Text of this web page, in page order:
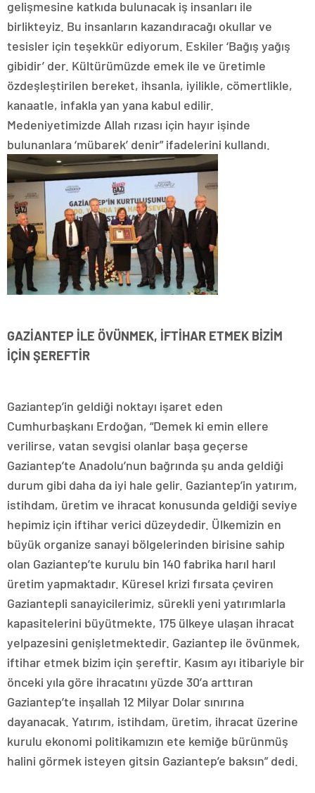
gelişmesine katkıda bulunacak iş insanları ile
birlikteyiz. Bu insanların kazandıracağı okullar ve
tesisler için teşekkür ediyorum. Eskiler ‘Bağış yağış
gibidir’ der. Kültürümüzde emek ile ve üretimle
özdeşleştirilen bereket, ihsanla, iyilikle, cömertlikle,
kanaatle, infakla yan yana kabul edilir.
Medeniyetimizde Allah rızası için hayır işinde
bulunanlara ‘mübarek’ denir” ifadelerini kullandı.
GAZİANTEP İLE ÖVÜNMEK, İFTİHAR ETMEK BİZİM
İÇİN ŞEREFTİR
Gaziantep’in geldiği noktayı işaret eden
Cumhurbaşkanı Erdoğan, “Demek ki emin ellere
verilirse, vatan sevgisi olanlar başa geçerse
Gaziantep’te Anadolu’nun bağrında şu anda geldiği
durum gibi daha da iyi hale gelir. Gaziantep’in yatırım,
istihdam, üretim ve ihracat konusunda geldiği seviye
hepimiz için iftihar verici düzeydedir. Ülkemizin en
büyük organize sanayi bölgelerinden birisine sahip
olan Gaziantep’te kurulu bin 140 fabrika harıl harıl
üretim yapmaktadır. Küresel krizi fırsata çeviren
Gaziantepli sanayicilerimiz, sürekli yeni yatırımlarla
kapasitelerini büyütmekte, 175 ülkeye ulaşan ihracat
yelpazesini genişletmektedir. Gaziantep ile övünmek,
iftihar etmek bizim için şereftir. Kasım ayı itibariyle bir
önceki yıla göre ihracatını yüzde 30’a arttıran
Gaziantep’te inşallah 12 Milyar Dolar sınırına
dayanacak. Yatırım, istihdam, üretim, ihracat üzerine
kurulu ekonomi politikamızın ete kemiğe bürünmüş
halini görmek isteyen gitsin Gaziantep’e baksın” dedi.